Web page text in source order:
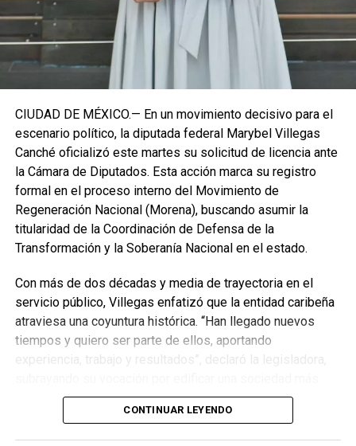
Fuente: 5to Poder Agencia de Noticias
Recibe las noticias al instante
importantes de Quintana Roo directamente
en tu teléfono.
CIUDAD DE MÉXICO.— En un movimiento decisivo para el
escenario político, la diputada federal Marybel Villegas
Canché oficializó este martes su solicitud de licencia ante
la Cámara de Diputados. Esta acción marca su registro
formal en el proceso interno del Movimiento de
Regeneración Nacional (Morena), buscando asumir la
titularidad de la Coordinación de Defensa de la
Transformación y la Soberanía Nacional en el estado.
Con más de dos décadas y media de trayectoria en el
servicio público, Villegas enfatizó que la entidad caribeña
atraviesa una coyuntura histórica. “Han llegado nuevos
tiempos y quiero ser parte de ellos, aportando
experiencia, trabajo y resultados”, declaró la legisladora,
justa, unida y equitativa.
CONTINUAR LEYENDO